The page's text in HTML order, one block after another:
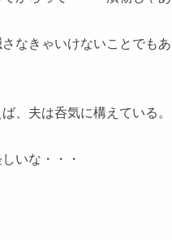
なきゃいけないことでも
、夫は呑気に構えている。
しいな・・・